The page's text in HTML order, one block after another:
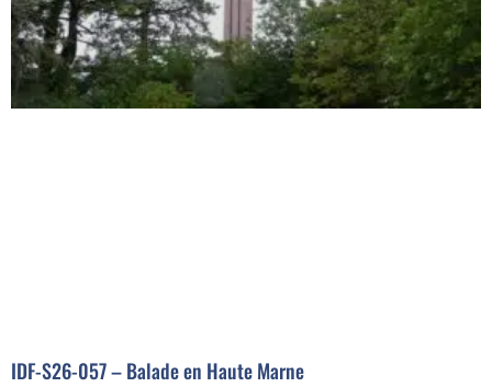
IDF-S26-057 – Balade en Haute Marne